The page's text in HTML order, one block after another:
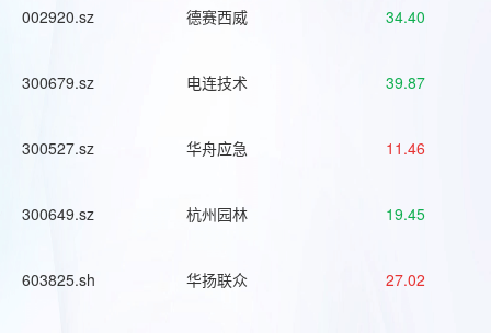
002920.sz 德赛西威 34.40
300679.sz 电连技术 39.87
300527.sz 华舟应急 11.46
300649.sz 杭州园林 19.45
603825.sh 华扬联众 27.02